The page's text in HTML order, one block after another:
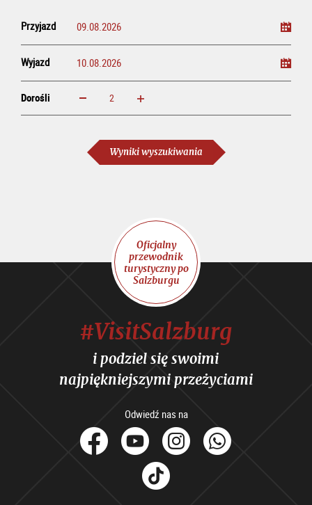
Przyjazd
Wyjazd
Dorośli powiększ zmniejsz
Wyniki wyszukiwania
Oficjalny
przewodnik
turystyczny po
Salzburgu
#VisitSalzburg
i podziel się swoimi
najpiękniejszymi przeżyciami
Odwiedź nas na
facebook
YoutubeInstagram
Tik